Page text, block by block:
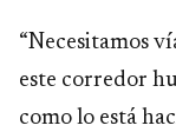
“Necesitamos
este corredor
como lo está